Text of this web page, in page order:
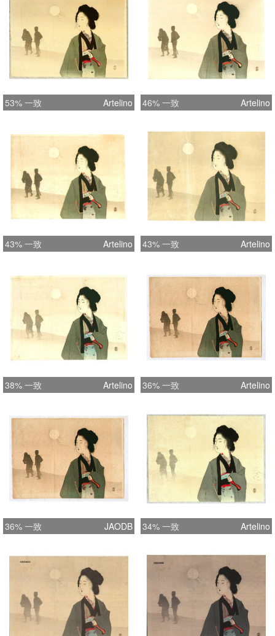
53% 一致 Artelino 46% 一致 Artelino
43% 一致 Artelino 43% 一致 Artelino
38% 一致 Artelino 36% 一致 Artelino
36% 一致 JAODB 34% 一致 Artelino